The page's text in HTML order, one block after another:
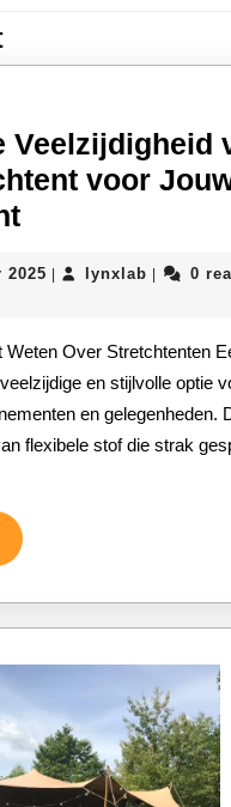
bericht:
Veelzijdigheid
voor
Ontdek
Veelzijdigheid
een
Stretchtent
voor
2025 15
| lynxlab lynxlab
| 0
en stijlvolle optie
en gelegenheden.
flexibele stof die strak